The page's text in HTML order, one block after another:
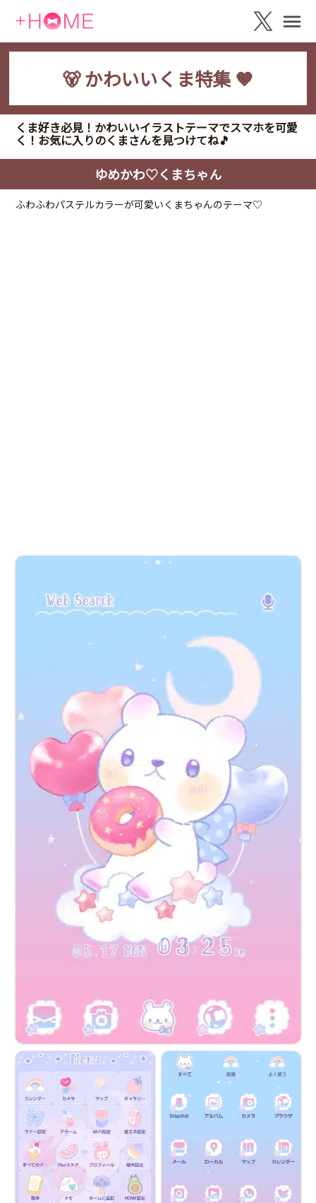
🐻 かわいいくま特集 🤎
くま好き必見！かわいいイラストテーマでスマホを可愛
く！お気に入りのくまさんを見つけてね🎵
ゆめかわ♡くまちゃん
ふわふわパステルカラーが可愛いくまちゃんのテーマ♡